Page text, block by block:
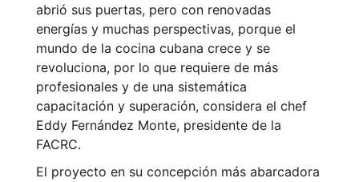
abrió sus puertas, pero con renovadas
energías y muchas perspectivas, porque el
mundo de la cocina cubana crece y se
revoluciona, por lo que requiere de más
profesionales y de una sistemática
capacitación y superación, considera el chef
Eddy Fernández Monte, presidente de la
FACRC.
El proyecto en su concepción más abarcadora